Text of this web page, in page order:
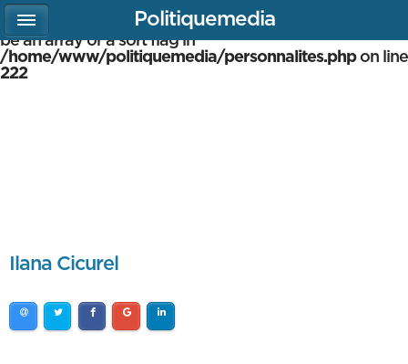
Warning
: array_multisort(): Argument #1 is expected to
be an array or a sort flag in
/home/www/politiquemedia/personnalites.phpon line
222
Ilana Cicurel
Politiquemedia